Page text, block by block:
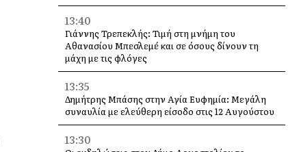
13:40
Γιάννης Τρεπεκλής: Τιμή στη μνήμη του
Αθανασίου Μπεσλεμέ και σε όσους δίνουν τη
μάχη με τις φλόγες
13:35
Δημήτρης Μπάσης στην Αγία Ευφημία: Μεγάλη
συναυλία με ελεύθερη είσοδο στις 12 Αυγούστου
13:30